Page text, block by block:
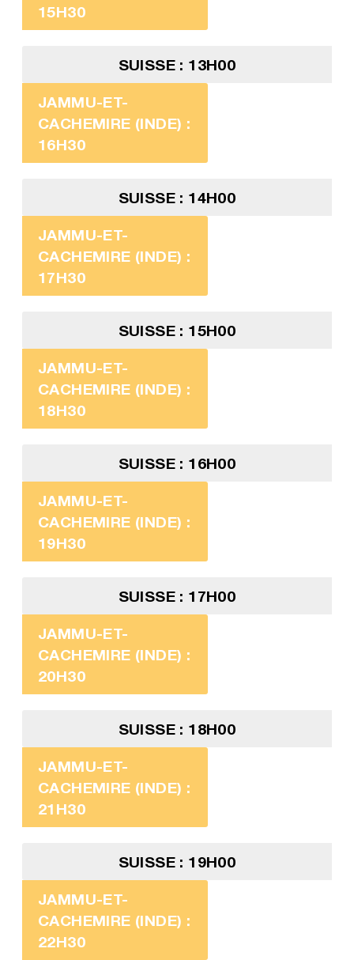
15H30
SUISSE : 13H00
JAMMU-ET-
CACHEMIRE (INDE) :
16H30
SUISSE : 14H00
JAMMU-ET-
CACHEMIRE (INDE) :
17H30
SUISSE : 15H00
JAMMU-ET-
CACHEMIRE (INDE) :
18H30
SUISSE : 16H00
JAMMU-ET-
CACHEMIRE (INDE) :
19H30
SUISSE : 17H00
JAMMU-ET-
CACHEMIRE (INDE) :
20H30
SUISSE : 18H00
JAMMU-ET-
CACHEMIRE (INDE) :
21H30
SUISSE : 19H00
JAMMU-ET-
CACHEMIRE (INDE) :
22H30